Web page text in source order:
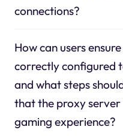
connections?
How can users
correctly configured
and what steps
that the proxy server
gaming experience?